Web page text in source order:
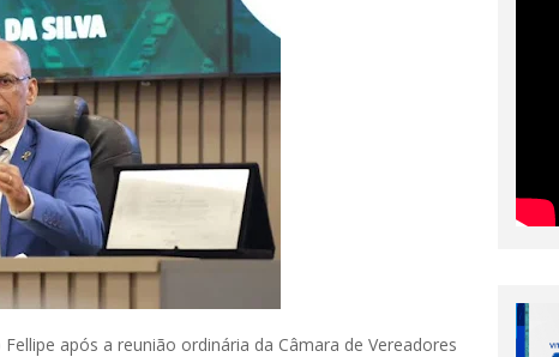
após a reunião ordinária da Câmara de Vereadores